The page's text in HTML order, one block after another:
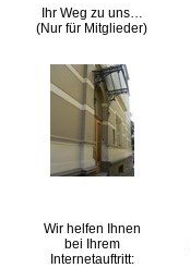
Ihr Weg zu uns…
(Nur für Mitglieder)
Wir helfen Ihnen
bei Ihrem
Internetauftritt: